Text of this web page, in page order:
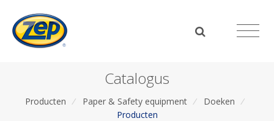
Catalogus
Producten / Paper & Safety equipment / Doeken /
Producten